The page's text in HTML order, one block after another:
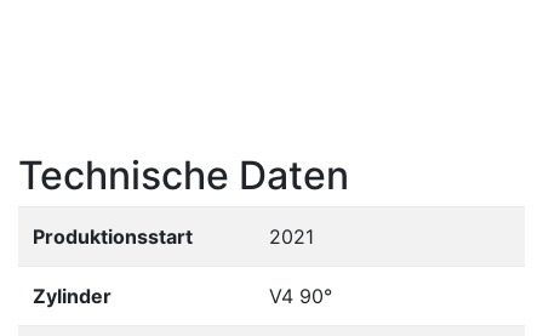
Technische Daten
Produktionsstart 2021
Zylinder V4 90°